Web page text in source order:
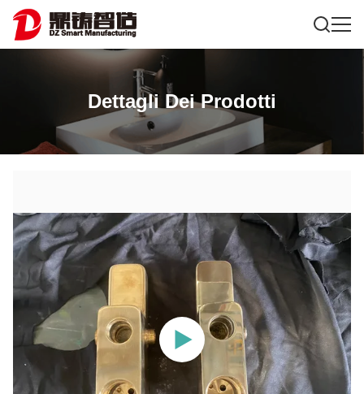
Dettagli Dei Prodotti